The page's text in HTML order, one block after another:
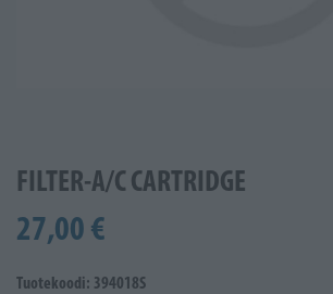
FILTER-A/C CARTRIDGE
27,00 €
Tuotekoodi: 394018S